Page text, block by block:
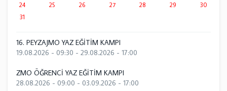
24
25 26 27 28 29
30
31
16. PEYZAJMO YAZ EĞİTİM KAMPI
19.08.2026 - 09:30 - 29.08.2026 - 17:00
ZMO ÖĞRENCİ YAZ EĞİTİM KAMPI
28.08.2026 - 09:00 - 03.09.2026 - 17:00